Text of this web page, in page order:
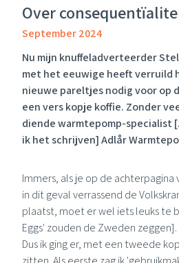
Over
September 2024
Nu mijn knuffeladverteerder
met het eeuwige heeft verruild
nieuwe pareltjes nodig voor op
een vers kopje koffie. Zonder
diende warmtepomp-specialist
ik het schrijven]Adlår
Immers, als je op de
in dit geval verrassend de
plaatst, moet er wel iets leuks te
Eggs' zouden de Zweden zeggen].
Dus ik ging er, met een tweede